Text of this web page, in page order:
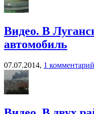
Видео. В
автомобиль
07.07.2014, 1 комментарий